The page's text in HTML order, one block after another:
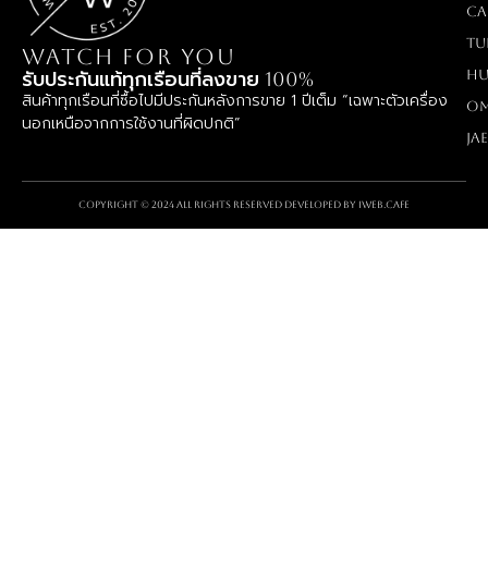
WATCH FOR YOU
รับประกันแท้ทุกเรือนที่ลงขาย 100%
สินค้าทุกเรือนที่ซื้อไปมีประกันหลังการขาย 1 ปีเต็ม “เฉพาะตัวเครื่อง
นอกเหนือจากการใช้งานที่ผิดปกติ”
Copyright © 2024 All rights reserved Developed by iWeb.cafe